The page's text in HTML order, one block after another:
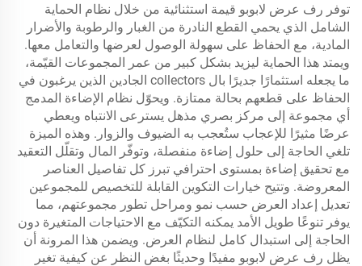
توفر رف عرض لابوبو قيمة استثنائية من خلال نظام الحماية
الشامل الذي يحمي القطع النادرة من الغبار والرطوبة والأضرار
المادية، مع الحفاظ على سهولة الوصول لعرضها والتعامل معها.
ويمتد هذا الحماية ليزيد بشكل كبير من عمر المجموعات القيّمة،
ما يجعله استثمارًا جديرًا بال collectors الجادين الذين يرغبون في
الحفاظ على قطعهم بحالة ممتازة. ويحوّل نظام الإضاءة المدمج
أي مجموعة إلى مركز بصري مذهل يسترعى الانتباه ويعطي
عرضًا مثيرًا للإعجاب ستُعجب به الضيوف والزوار. وهذه الميزة
تلغي الحاجة إلى حلول إضاءة منفصلة، وتوفّر المال وتقلّل التعقيد
مع تحقيق إضاءة بمستوى احترافي تبرز كل تفاصيل العناصر
المعروضة. وتتيح خيارات التكوين القابلة للتخصيص للمجموعين
تعديل إعداد العرض حسب نمو ومراحل تطور مجموعتهم، مما
يوفر تنوعًا طويل الأمد يمكنه التكيّف مع الاحتياجات المتغيرة دون
الحاجة إلى استبدال كامل لنظام العرض. ويضمن هذا المرونة أن
يظل رف عرض لابوبو مفيدًا وحديثًا بغض النظر عن كيفية تغير